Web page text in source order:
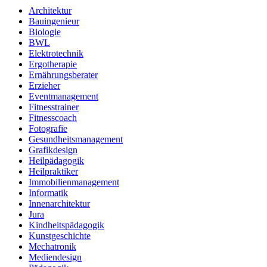
Architektur
Bauingenieur
Biologie
BWL
Elektrotechnik
Ergotherapie
Ernährungsberater
Erzieher
Eventmanagement
Fitnesstrainer
Fitnesscoach
Fotografie
Gesundheitsmanagement
Grafikdesign
Heilpädagogik
Heilpraktiker
Immobilienmanagement
Informatik
Innenarchitektur
Jura
Kindheitspädagogik
Kunstgeschichte
Mechatronik
Mediendesign